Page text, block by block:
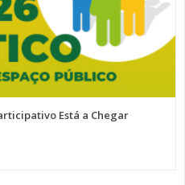
Está a Chegar